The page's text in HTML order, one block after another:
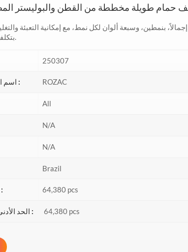
حمام طويلة مخططة من القطن والبوليستر
قطنية، 64,380 قطعة إجمالاً، بنمطين، وسبعة ألوان لكل نمط، مع إمكانية
بتكلفة إضافية محتملة.
250307
اسم العلامة التجارية : ROZAC
All
N/A
N/A
Brazil
الكمية المتاحة : 64,380 pcs
الحد الأدنى لكمية الطلب : 64,380 pcs